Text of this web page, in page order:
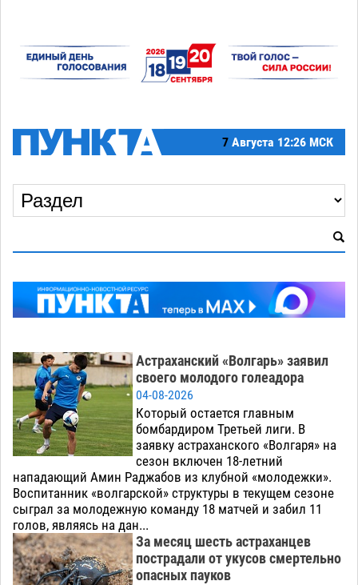
7 Августа 12:26 МСК
Астраханский «Волгарь» заявил
своего молодого голеадора
04-08-2026
Который остается главным
бомбардиром Третьей лиги. В
заявку астраханского «Волгаря» на
сезон включен 18-летний
нападающий Амин Раджабов из клубной «молодежки».
Воспитанник «волгарской» структуры в текущем сезоне
сыграл за молодежную команду 18 матчей и забил 11
голов, являясь на дан...
За месяц шесть астраханцев
пострадали от укусов смертельно
опасных пауков